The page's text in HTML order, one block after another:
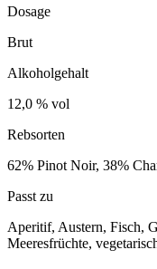
Dosage
Brut
Alkoholgehalt
12,0 % vol
Rebsorten
62% Pinot Noir, 38%
Passt zu
Aperitif, Austern, Fisch,
Meeresfrüchte,